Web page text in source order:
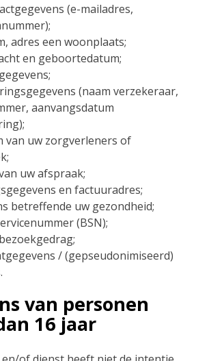
(e-mailadres,
adres een woonplaats;
en geboortedatum;
(naam verzekeraar,
aanvangsdatum
van uw zorgverleners of
uw afspraak;
en factuuradres;
betreffende uw gezondheid;
(BSN);
/ (gepseudonimiseerd)
van personen
16 jaar